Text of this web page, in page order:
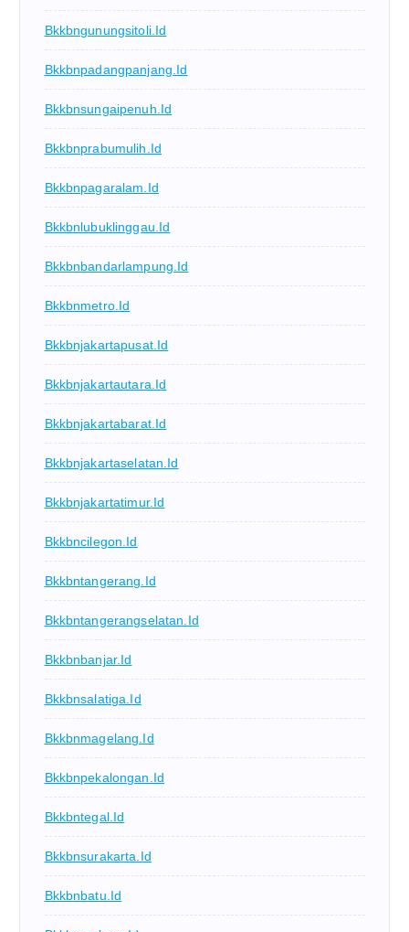
Bkkbngunungsitoli.id
Bkkbnpadangpanjang.id
Bkkbnsungaipenuh.id
Bkkbnprabumulih.id
Bkkbnpagaralam.id
Bkkbnlubuklinggau.id
Bkkbnbandarlampung.id
Bkkbnmetro.id
Bkkbnjakartapusat.id
Bkkbnjakartautara.id
Bkkbnjakartabarat.id
Bkkbnjakartaselatan.id
Bkkbnjakartatimur.id
Bkkbncilegon.id
Bkkbntangerang.id
Bkkbntangerangselatan.id
Bkkbnbanjar.id
Bkkbnsalatiga.id
Bkkbnmagelang.id
Bkkbnpekalongan.id
Bkkbntegal.id
Bkkbnsurakarta.id
Bkkbnbatu.id